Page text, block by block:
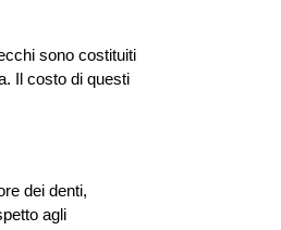
sono costituiti
Il costo di questi
dei denti,
agli